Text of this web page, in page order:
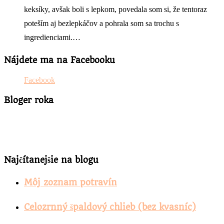
keksíky, avšak boli s lepkom, povedala som si, že tentoraz
poteším aj bezlepkáčov a pohrala som sa trochu s
ingredienciami.…
Nájdete ma na Facebooku
Facebook
Bloger roka
Najčítanejšie na blogu
Môj zoznam potravín
Celozrnný špaldový chlieb (bez kvasníc)